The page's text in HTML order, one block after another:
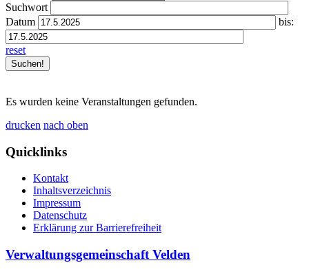
Suchwort
Datum
bis:
reset
Es wurden keine Veranstaltungen gefunden.
drucken nach oben
Quicklinks
Kontakt
Inhaltsverzeichnis
Impressum
Datenschutz
Erklärung zur Barrierefreiheit
Verwaltungsgemeinschaft Velden